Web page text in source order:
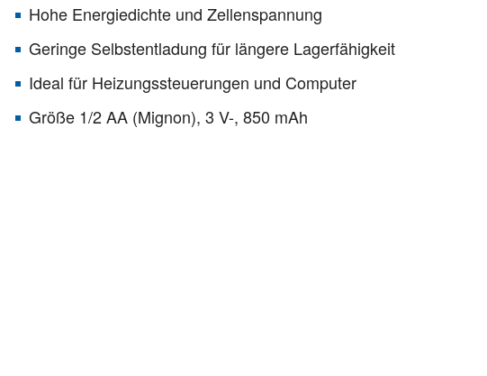
Hohe Energiedichte und Zellenspannung
Geringe Selbstentladung für längere Lagerfähigkeit
Ideal für Heizungssteuerungen und Computer
Größe 1/2 AA (Mignon), 3 V-, 850 mAh